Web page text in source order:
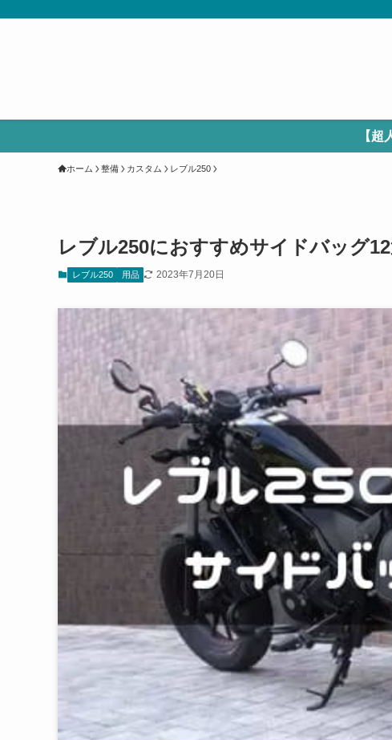
【
ホーム 整備 カスタム レブル250
レブル250におすすめサイドバッグ
レブル250 用品 2023年7月20日